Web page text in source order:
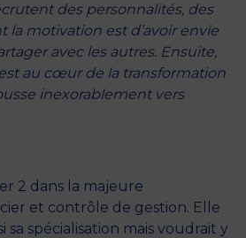
des personnalités, des
la motivation est d’avoir envie
avec les autres. Ensuite,
au cœur de la transformation
inexorablement vers
2 dans la majeure
et contrôle de gestion. Elle
sa spécialisation mais voudrait y